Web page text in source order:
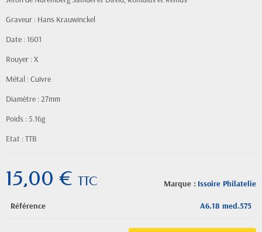
Graveur : Hans Krauwinckel
Date : 1601
Rouyer : X
Métal : Cuivre
Diamètre : 27mm
Poids : 5.16g
Etat : TTB
Marque : Issoire Philatelie
15,00 € TTC
Référence A6.18 med.575